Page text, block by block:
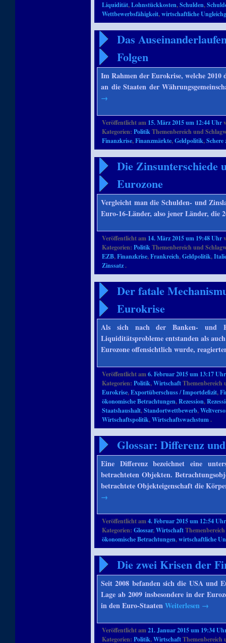
Liquidität,Lohnstückkosten,Schulden,
Wettbewerbsfähigkeit,wirtschaftliche
Das
Folgen
Im Rahmen der Eurokrise, welche 2010
an die Staaten der
→
Veröffentlicht am 15. März 2015 um 12:44 Uhr
Kategorien:PolitikThemenbereich und
Finanzkrise,Finanzmärkte,Geldpolitik,
Die Zinsunterschiede
Eurozone
Vergleicht man die Schulden- und
Euro-16-Länder, also jener Länder, die
Veröffentlicht am 14. März 2015 um 19:48 Uhr
Kategorien:PolitikThemenbereich und
EZB,Finanzkrise,Frankreich,Geldpolitik,
Zinssatz.
Der fatale
Eurokrise
Als sich nach der Banken- und
Liquiditätsprobleme entstanden als
Eurozone offensichtlich wurde,
Veröffentlicht am6. Februar 2015 um 13:17 Uhr
Kategorien:Politik,Wirtschaft
Eurokrise,Exportüberschuss / Importdefizit,
ökonomische Betrachtungen,Rezession,
Staatshaushalt,Standortwettbewerb,
Wirtschaftspolitik,Wirtschaftswachstum.
Glossar: Differenz
Eine Differenz bezeichnet eine
betrachteten Objekten.
betrachtete Objekteigenschaft die
→
Veröffentlicht am4. Februar 2015 um 12:54 Uhr
Kategorien:Glossar,Wirtschaft
ökonomische Betrachtungen,wirtschaftliche
Die zwei Krisen der
Seit 2008 befanden sich die USA und
Lage ab 2009 insbesondere in der
in den Euro-StaatenWeiterlesen →
Veröffentlicht am21. Januar 2015 um 19:34
Kategorien:Politik,Wirtschaft